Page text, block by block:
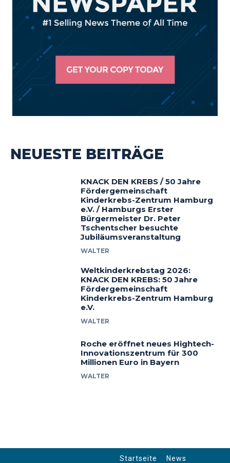
NEUESTE BEITRÄGE
KNACK DEN KREBS / 50 Jahre
Fördergemeinschaft
Kinderkrebs-Zentrum Hamburg
e.V. / Hamburgs Erster
Bürgermeister Dr. Peter
Tschentscher besuchte
Jubiläumsveranstaltung
WALTER
Weltkinderkrebstag 2026:
KNACK DEN KREBS: 50 Jahre
Fördergemeinschaft
Kinderkrebs-Zentrum Hamburg
e.V.
WALTER
Roche eröffnet neues Hightech-
Innovationszentrum für 300
Millionen Euro in Bayern
WALTER
Startseite News